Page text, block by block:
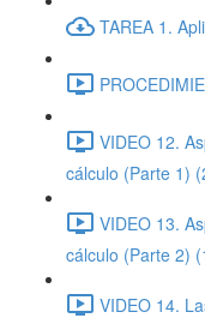
TAREA 1.
VIDEO 12.
cálculo (Parte 1)
VIDEO 13.
cálculo (Parte 2)
VIDEO 14.